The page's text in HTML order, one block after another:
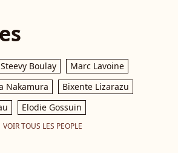
Steevy Boulay
Marc Lavoine
Nakamura
Bixente Lizarazu
Elodie Gossuin
VOIR TOUS LES PEOPLE